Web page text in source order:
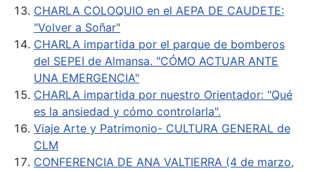
CHARLA COLOQUIO en el AEPA DE CAUDETE:
"Volver a Soñar"
CHARLA impartida por el parque de bomberos
del SEPEI de Almansa. "CÓMO ACTUAR ANTE
UNA EMERGENCIA"
CHARLA impartida por nuestro Orientador: "Qué
es la ansiedad y cómo controlarla".
Viaje Arte y Patrimonio- CULTURA GENERAL de
CLM
CONFERENCIA DE ANA VALTIERRA (4 de marzo,